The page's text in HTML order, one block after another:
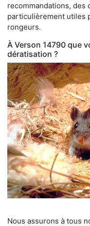
recommandations, des
particulièrement utiles
rongeurs.
À Verson 14790 que
dératisation ?
Nous assurons à tous